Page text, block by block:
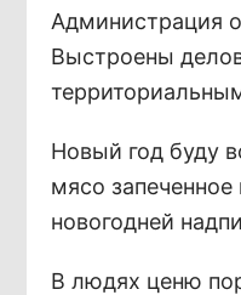
Администрация
Выстроены
Новый год буду
мясо
новогодней
В людях ценю